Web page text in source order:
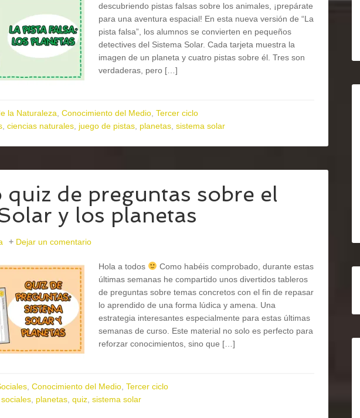
descubriendo pistas falsas sobre los animales, ¡prepárate
para una aventura espacial! En esta nueva versión de “La
pista falsa”, los alumnos se convierten en pequeños
detectives del Sistema Solar. Cada tarjeta muestra la
imagen de un planeta y cuatro pistas sobre él. Tres son
verdaderas, pero […]
la Naturaleza Conocimiento del Medio Tercer ciclo
ciencias naturales juego de pistas planetas sistema solar
quiz de preguntas sobre el
y los planetas
Dejar un comentario
Hola a todos
Como habéis comprobado, durante estas
últimas semanas he compartido unos divertidos tableros
de preguntas sobre temas concretos con el fin de repasar
lo aprendido de una forma lúdica y amena. Una
estrategia interesantes especialmente para estas últimas
semanas de curso. Este material no solo es perfecto para
reforzar conocimientos, sino que […]
Conocimiento del Medio Tercer ciclo
planetas quiz sistema solar